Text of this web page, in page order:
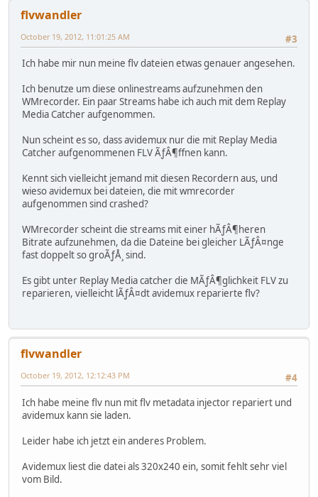
flvwandler
#3
October 19, 2012, 11:01:25 AM
Ich habe mir nun meine flv dateien etwas genauer angesehen.
Ich benutze um diese onlinestreams aufzunehmen den
WMrecorder. Ein paar Streams habe ich auch mit dem Replay
Media Catcher aufgenommen.
Nun scheint es so, dass avidemux nur die mit Replay Media
Catcher aufgenommenen FLV ÃƒÂ¶ffnen kann.
Kennt sich vielleicht jemand mit diesen Recordern aus, und
wieso avidemux bei dateien, die mit wmrecorder
aufgenommen sind crashed?
WMrecorder scheint die streams mit einer hÃƒÂ¶heren
Bitrate aufzunehmen, da die Dateine bei gleicher LÃƒÂ¤nge
fast doppelt so groÃƒÅ¸ sind.
Es gibt unter Replay Media catcher die MÃƒÂ¶glichkeit FLV zu
reparieren, vielleicht lÃƒÂ¤dt avidemux reparierte flv?
flvwandler
#4
October 19, 2012, 12:12:43 PM
Ich habe meine flv nun mit flv metadata injector repariert und
avidemux kann sie laden.
Leider habe ich jetzt ein anderes Problem.
Avidemux liest die datei als 320x240 ein, somit fehlt sehr viel
vom Bild.